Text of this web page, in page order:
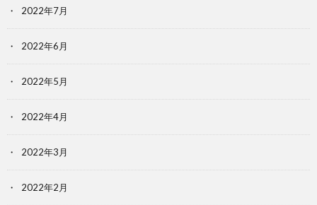
2022年7月
2022年6月
2022年5月
2022年4月
2022年3月
2022年2月